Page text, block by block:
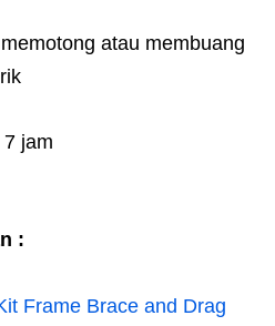
atau membuang
7 jam
:
Frame Brace and Drag